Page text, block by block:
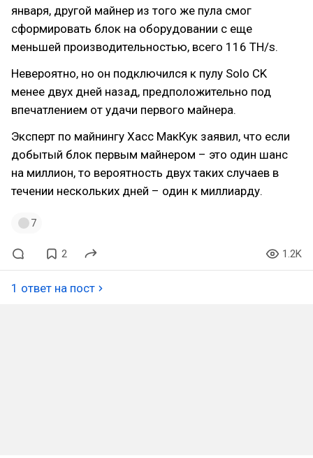
января, другой майнер из того же пула смог
сформировать блок на оборудовании с еще
меньшей производительностью, всего 116 TH/s.
Невероятно, но он подключился к пулу Solo CK
менее двух дней назад, предположительно под
впечатлением от удачи первого майнера.
Эксперт по майнингу Хасс МакКук заявил, что если
добытый блок первым майнером – это один шанс
на миллион, то вероятность двух таких случаев в
течении нескольких дней – один к миллиарду.
7
2 1.2K
1 ответ на пост